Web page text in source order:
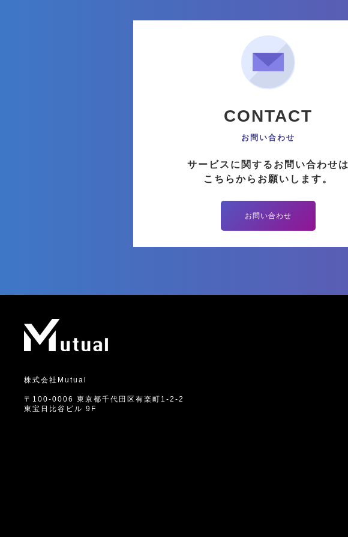
CONTACT
お問い合わせ
サービスに関するお問い合わせは
こちらからお願いします。
お問い合わせ
株式会社Mutual
〒100-0006 東京都千代田区有楽町1-2-2
東宝日比谷ビル 9F